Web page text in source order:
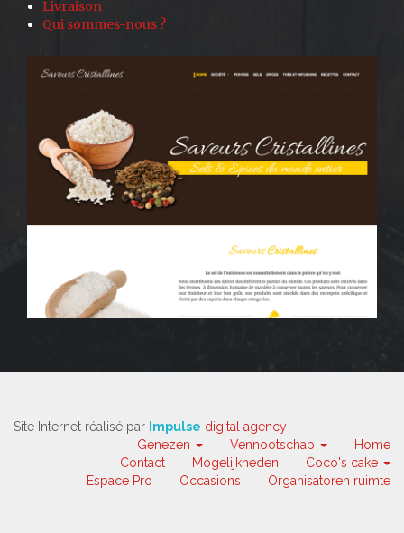
Livraison
Qui sommes-nous ?
Site Internet réalisé par Impulse digital agency
Home
Vennootschap
Genezen
Coco's cake
Mogelijkheden
Contact
Organisatoren ruimte
Occasions
Espace Pro